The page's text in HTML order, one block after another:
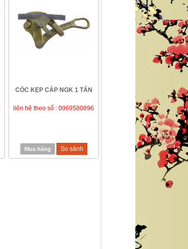
CÓC KẸP CÁP NGK 1 TẤN
liên hệ theo số : 0969580896
Mua hàng So sánh